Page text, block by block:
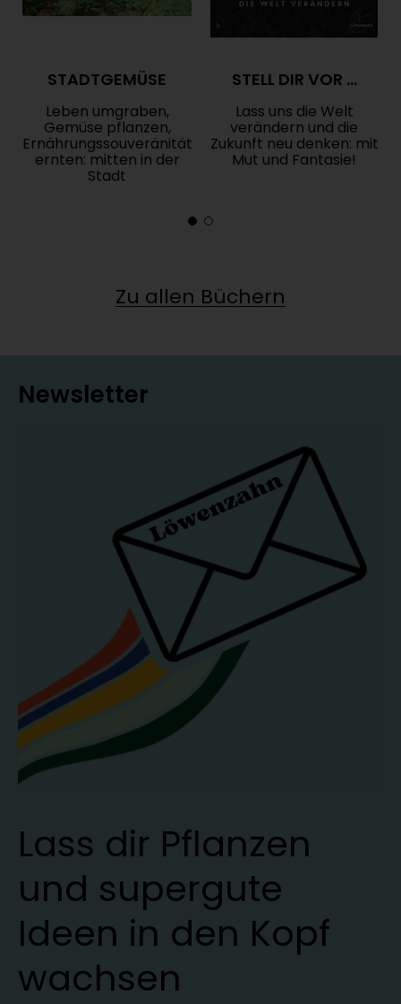
-Lust auf mehr Unabhängigkeit?Mitten in
der City anbauen und die Menschen aus der
Ernährungssouveränität schaffen, lange
möglich – auch in deiner Stadt.
-Auf zur (grünen) Insel : Urbane
Landwirtschaftszonen gestalten oder lieber
klein anfangen und ein Französisches
STADTGEMÜSE
Leben umgraben,
Gemüse pflanzen,
Ernährungssouveränität
ernten: mitten in der
Stadt
STELL DIR VOR …
Lass uns die Welt
verändern und die
Zukunft neu denken: mit
Mut und Fantasie!
Zu allen Büchern
Newsletter
Lass dir Pflanzen
und supergute
Ideen in den Kopf
wachsen